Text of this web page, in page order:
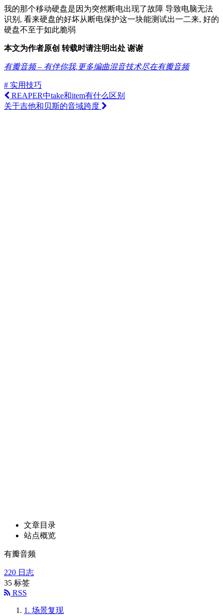
我的那个移动硬盘是因为突然断电出现了故障 导致电脑无法
识别, 看来硬盘的好坏从断电保护这一块能测试出一二来, 好的
硬盘不至于如此脆弱
本文为作者原创 转载时请注明出处 谢谢
有瓣音频 – 有伴你我,更多编曲混音技术尽在有瓣音频
# 实用技巧
REAPER中take和item有什么区别
关于吉他和贝斯的音域跨度
文章目录
站点概览
有瓣音频
220 日志
35 标签
RSS
1. 场景复现